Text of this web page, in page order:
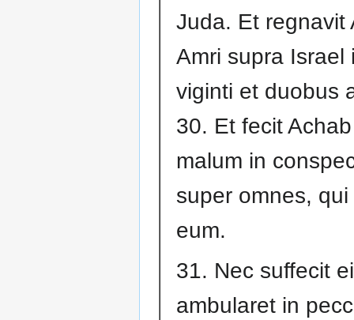
Juda. Et regnavit
Amri supra Israel
viginti et duobus
30. Et fecit
malum in
super omnes,
eum.
31. Nec suffecit
ambularet in